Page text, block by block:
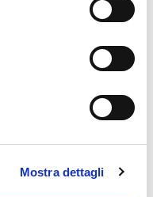
Mostra dettagli
0,450€